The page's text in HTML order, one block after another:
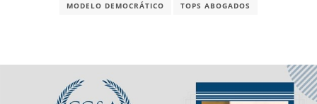
MODELO DEMOCRÁTICO TOPS ABOGADOS